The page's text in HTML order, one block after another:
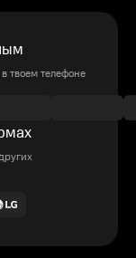
твоем телефоне